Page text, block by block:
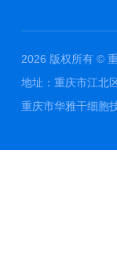
2026 版权所有 ©
地址：重庆市江北
重庆市华雅干细胞